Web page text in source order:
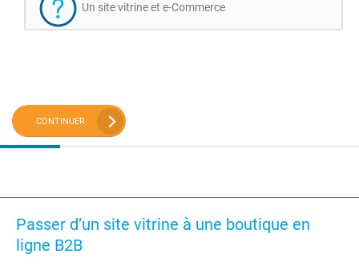
Un site vitrine et e-Commerce
CONTINUER
Passer d’un site vitrine à une boutique en
ligne B2B